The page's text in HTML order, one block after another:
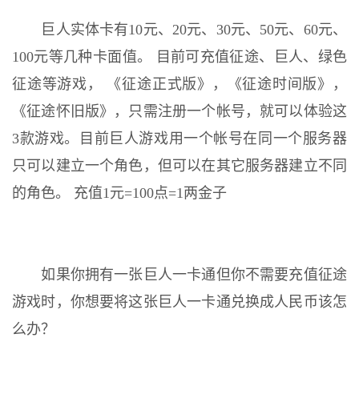
巨人实体卡有10元、20元、30元、50元、60元、
100元等几种卡面值。 目前可充值征途、巨人、绿色
征途等游戏， 《征途正式版》，《征途时间版》，
《征途怀旧版》，只需注册一个帐号，就可以体验这
3款游戏。目前巨人游戏用一个帐号在同一个服务器
只可以建立一个角色，但可以在其它服务器建立不同
的角色。 充值1元=100点=1两金子
如果你拥有一张巨人一卡通但你不需要充值征途
游戏时，你想要将这张巨人一卡通兑换成人民币该怎
么办？